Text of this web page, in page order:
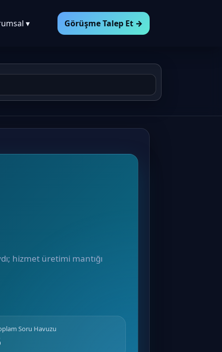
▾ Görüşme Talep Et →
hizmet üretimi mantığı
Soru Havuzu